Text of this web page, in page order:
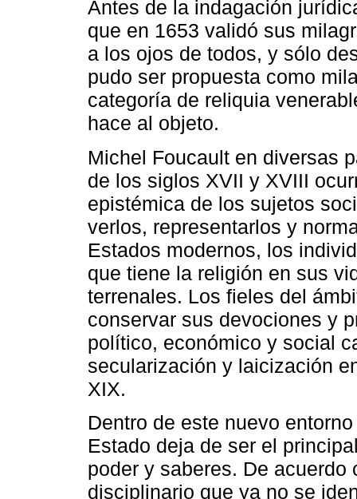
Antes de la indagación
que en 1653 validó sus
a los ojos de todos, y sólo
pudo ser propuesta como
categoría de reliquia
hace al objeto.
Michel Foucault en diversas
de los siglos XVII y XVIII
epistémica de los sujetos
verlos, representarlos y
Estados modernos, los
que tiene la religión en sus
terrenales. Los fieles del
conservar sus devociones y
político, económico y social
secularización y laicización
XIX.
Dentro de este nuevo
Estado deja de ser el
poder y saberes. De
disciplinario que ya no se